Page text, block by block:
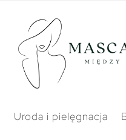
Uroda i pielęgnacja